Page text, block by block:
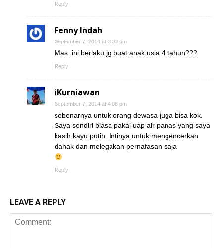
Reply
Fenny Indah
September 7, 2014 at 3:33 pm
Mas..ini berlaku jg buat anak usia 4 tahun???
Reply
iKurniawan
September 7, 2014 at 4:08 pm
sebenarnya untuk orang dewasa juga bisa kok.
Saya sendiri biasa pakai uap air panas yang saya
kasih kayu putih. Intinya untuk mengencerkan
dahak dan melegakan pernafasan saja
Reply
LEAVE A REPLY